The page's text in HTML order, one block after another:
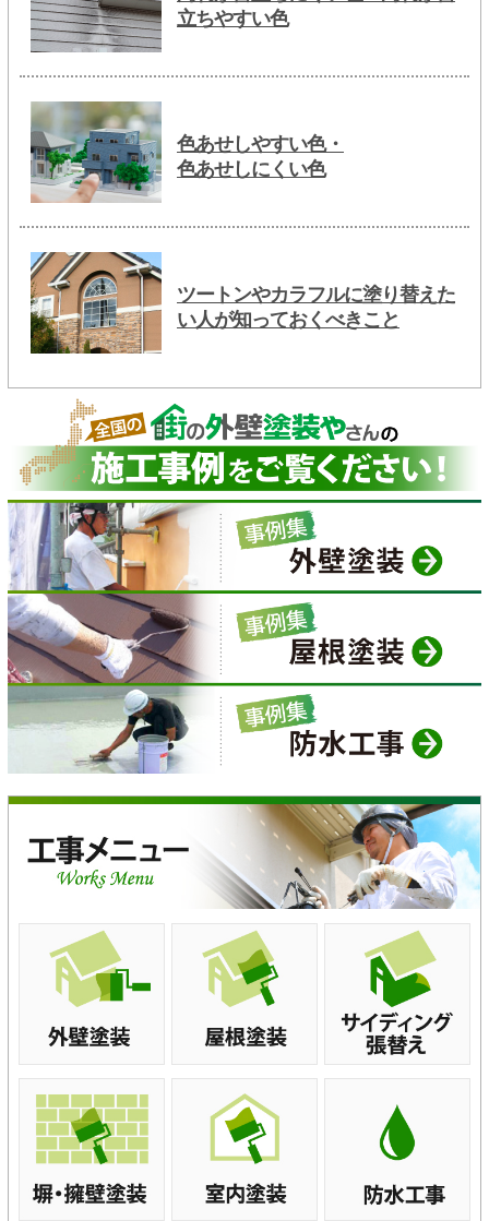
立ちやすい色
色あせしやすい色・
色あせしにくい色
ツートンやカラフルに塗り替えた
い人が知っておくべきこと